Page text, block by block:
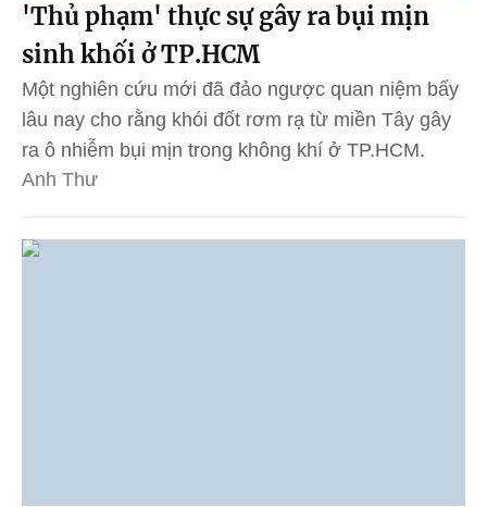
'Thủ phạm' thực sự gây ra bụi mịn
sinh khối ở TP.HCM
Một nghiên cứu mới đã đảo ngược quan niệm bấy
lâu nay cho rằng khói đốt rơm rạ từ miền Tây gây
ra ô nhiễm bụi mịn trong không khí ở TP.HCM.
Anh Thư